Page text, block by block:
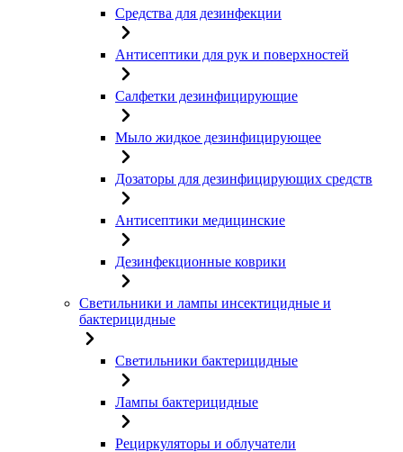
Средства для дезинфекции
Антисептики для рук и поверхностей
Салфетки дезинфицирующие
Мыло жидкое дезинфицирующее
Дозаторы для дезинфицирующих средств
Антисептики медицинские
Дезинфекционные коврики
Светильники и лампы инсектицидные и
бактерицидные
Светильники бактерицидные
Лампы бактерицидные
Рециркуляторы и облучатели